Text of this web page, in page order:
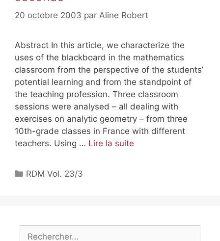
20 octobre 2003 par Aline Robert
Abstract In this article, we characterize the
uses of the blackboard in the mathematics
classroom from the perspective of the students’
potential learning and from the standpoint of
the teaching profession. Three classroom
sessions were analysed – all dealing with
exercises on analytic geometry – from three
10th-grade classes in France with different
teachers. Using … Lire la suite
RDM Vol. 23/3